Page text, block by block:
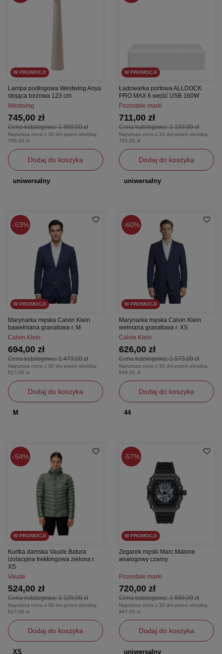
W PROMOCJI
Lampa podłogowa Westwing Anya
stojąca beżowa 123 cm
Westwing
Cena katalogowa:1 859,00 zł
745,00 zł
Najniższa cena z 30 dni przed obniżką:
789,00 zł
Dodaj do koszyka
uniwersalny
W PROMOCJI
Ładowarka portowa ALLDOCK
PRO MAX 6 wejść USB 160W
Pozostałe marki
Cena katalogowa:1 199,00 zł
711,00 zł
Najniższa cena z 30 dni przed obniżką:
795,00 zł
Dodaj do koszyka
uniwersalny
53%
W PROMOCJI
Marynarka męska Calvin Klein
bawełniana granatowa r. M
Calvin Klein
Cena katalogowa:1 479,00 zł
694,00 zł
Najniższa cena z 30 dni przed obniżką:
817,00 zł
Dodaj do koszyka
M
60%
W PROMOCJI
Marynarka męska Calvin Klein
wełniana granatowa r. XS
Calvin Klein
Cena katalogowa:1 579,00 zł
626,00 zł
Najniższa cena z 30 dni przed obniżką:
669,00 zł
Dodaj do koszyka
44
54%
W PROMOCJI
Kurtka damska Vaude Batura
izolacyjna trekkingowa zielona r.
XS
Vaude
Cena katalogowa:1 129,00 zł
524,00 zł
Najniższa cena z 30 dni przed obniżką:
617,00 zł
Dodaj do koszyka
XS
57%
W PROMOCJI
Zegarek męski Marc Malone
analogowy czarny
Pozostałe marki
Cena katalogowa:1 689,00 zł
720,00 zł
Najniższa cena z 30 dni przed obniżką:
847,00 zł
Dodaj do koszyka
uniwersalny